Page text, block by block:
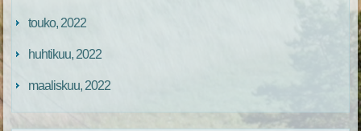
touko, 2022
huhtikuu, 2022
maaliskuu, 2022